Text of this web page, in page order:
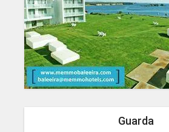
Guarda